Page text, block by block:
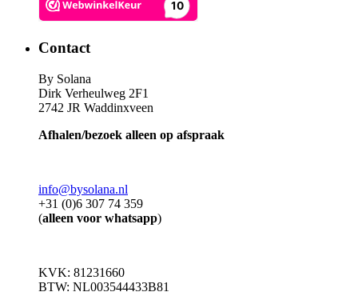
Contact
By Solana
Dirk Verheulweg 2F1
2742 JR Waddinxveen
Afhalen/bezoek alleen op afspraak
info@bysolana.nl
+31 (0)6 307 74 359
(alleen voor whatsapp)
KVK: 81231660
BTW: NL003544433B81